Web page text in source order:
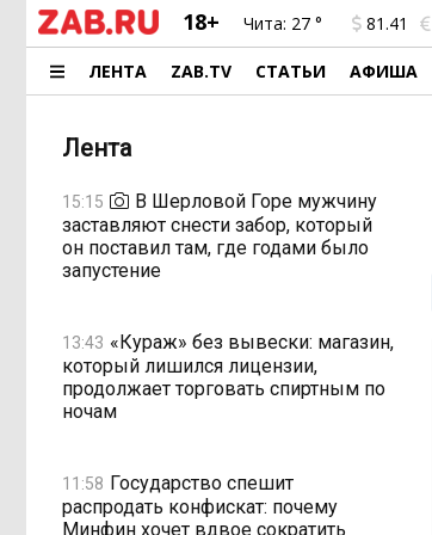
18+ Чита: 27 ° 81.41
ЛЕНТА ZAB.TV СТАТЬИ АФИША
Лента
15:15
В Шерловой Горе мужчину
заставляют снести забор, который
он поставил там, где годами было
запустение
13:43 «Кураж» без вывески: магазин,
который лишился лицензии,
продолжает торговать спиртным по
ночам
11:58 Государство спешит
распродать конфискат: почему
Минфин хочет вдвое сократить